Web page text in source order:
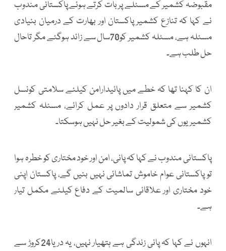
مقبوضہ کشمیر کے مسئلے پر بات کرتے ہوئے پاکستانی مندوب
نے کہا کہ تنازع کشمیر پاکستان اور بھارت کے درمیان بنیادی
مسئلہ ہے، مسئلہ کشمیر کو70سال سے زائد ہوگئے مگر تاحال
حل طلب ہے۔
ان کا کہنا تھا کہ خطے میں پائیدارامن کیلئے سلامتی کونسل
کشمیر سے متعلق قرار دادوں پر عمل کرائے، مسئلہ کشمیر
کشمیریوں کی شمولیت کے بغیر حل نہیں ہوسکتا۔
پاکستانی مندوب نے کہا کہ پانی، امن اور خود مختاری کو خطرہ ہوا
تو پاکستانی عوام خاموش تماشائی نہیں بنیں گے، پاکستان اپنی
خود مختاری اور علاقائی سالمیت کے دفاع کیلئے مکمل تیار
ہے۔
انہوں نے کہا کہ پانی زندگی ہے ہتھیار نہیں، یہ دریا24کروڑ سے